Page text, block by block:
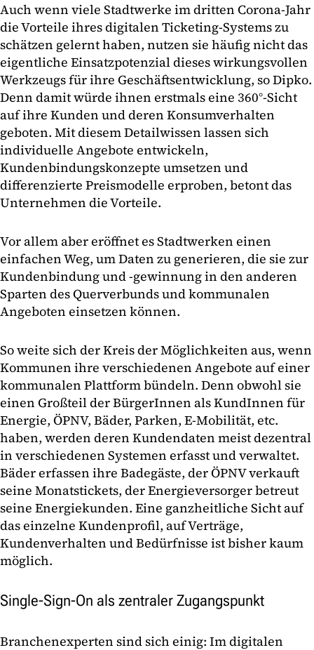
Auch wenn viele Stadtwerke im dritten Corona-Jahr
die Vorteile ihres digitalen Ticketing-Systems zu
schätzen gelernt haben, nutzen sie häufig nicht das
eigentliche Einsatzpotenzial dieses wirkungsvollen
Werkzeugs für ihre Geschäftsentwicklung, so Dipko.
Denn damit würde ihnen erstmals eine 360°-Sicht
auf ihre Kunden und deren Konsumverhalten
geboten. Mit diesem Detailwissen lassen sich
individuelle Angebote entwickeln,
Kundenbindungskonzepte umsetzen und
differenzierte Preismodelle erproben, betont das
Unternehmen die Vorteile.
Vor allem aber eröffnet es Stadtwerken einen
einfachen Weg, um Daten zu generieren, die sie zur
Kundenbindung und -gewinnung in den anderen
Sparten des Querverbunds und kommunalen
Angeboten einsetzen können.
So weite sich der Kreis der Möglichkeiten aus, wenn
Kommunen ihre verschiedenen Angebote auf einer
kommunalen Plattform bündeln. Denn obwohl sie
einen Großteil der BürgerInnen als KundInnen für
Energie, ÖPNV, Bäder, Parken, E-Mobilität, etc.
haben, werden deren Kundendaten meist dezentral
in verschiedenen Systemen erfasst und verwaltet.
Bäder erfassen ihre Badegäste, der ÖPNV verkauft
seine Monatstickets, der Energieversorger betreut
seine Energiekunden. Eine ganzheitliche Sicht auf
das einzelne Kundenprofil, auf Verträge,
Kundenverhalten und Bedürfnisse ist bisher kaum
möglich.
Single-Sign-On als zentraler Zugangspunkt
Branchenexperten sind sich einig: Im digitalen